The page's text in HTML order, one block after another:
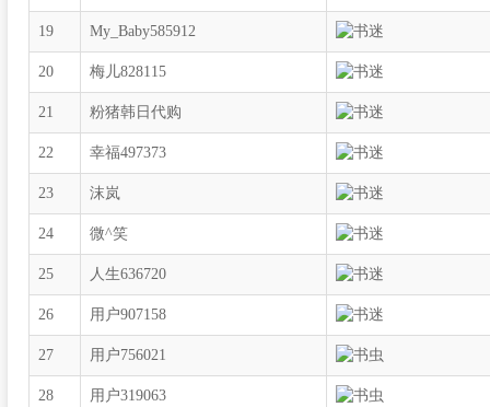
19 My_Baby585912
20 梅儿828115
21 粉猪韩日代购
22 幸福497373
23 沫岚
24 微^笑
25 人生636720
26 用户907158
27 用户756021
28 用户319063